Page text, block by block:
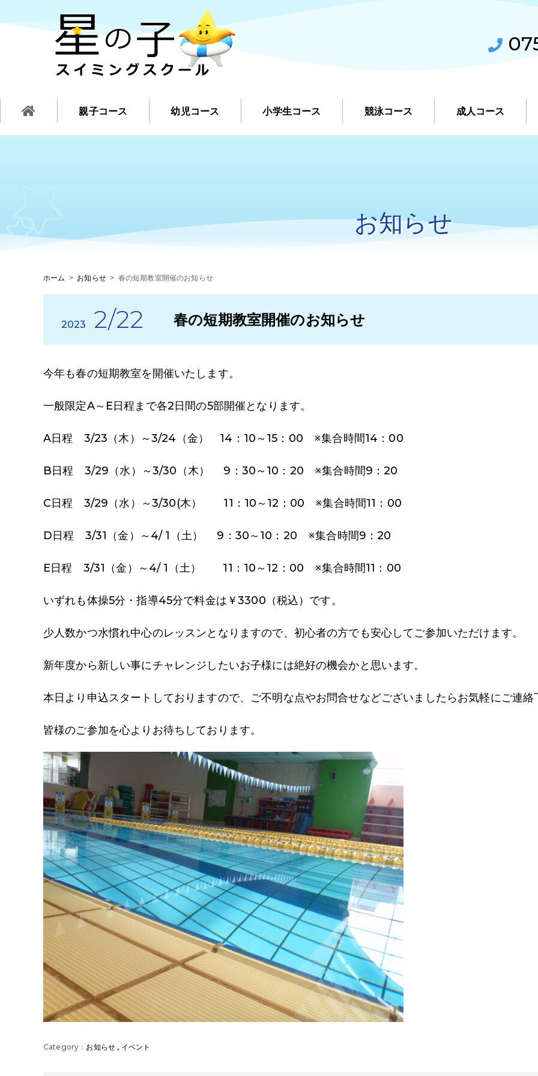
親子コース 幼児コース 小学生コース 競泳コース 成人コース
お知らせ
ホーム > お知らせ> 春の短期教室開催のお知らせ
2023 2/22 春の短期教室開催のお知らせ
今年も春の短期教室を開催いたします。
一般限定A～E日程まで各2日間の5部開催となります。
A日程 3/23（木）～3/24（金） 14：10～15：00 ※集合時間14：00
B日程 3/29（水）～3/30（木） 9：30～10：20 ※集合時間9：20
C日程 3/29（水）～3/30(木） 11：10～12：00 ※集合時間11：00
D日程 3/31（金）～4/ 1（土） 9：30～10：20 ※集合時間9：20
E日程 3/31（金）～4/ 1（土） 11：10～12：00 ※集合時間11：00
いずれも体操5分・指導45分で料金は￥3300（税込）です。
少人数かつ水慣れ中心のレッスンとなりますので、初心者の方でも安心してご参加いただけます。
新年度から新しい事にチャレンジしたいお子様には絶好の機会かと思います。
本日より申込スタートしておりますので、ご不明な点やお問合せなどございましたらお気軽にご連絡
皆様のご参加を心よりお待ちしております。
お知らせ , イベント